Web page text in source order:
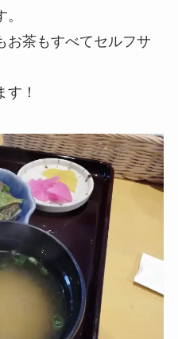
お茶もすべてセルフサ
！